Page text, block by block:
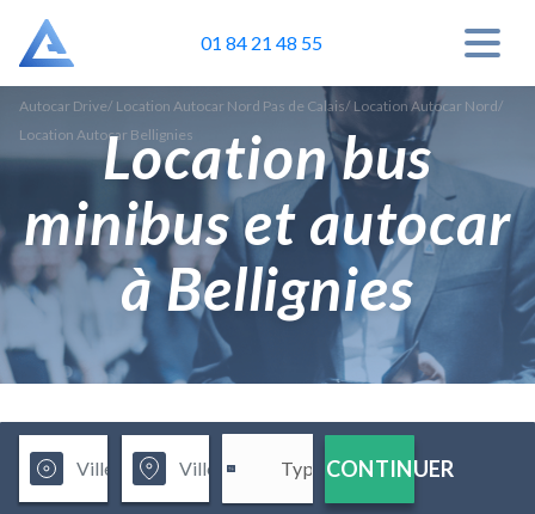
01 84 21 48 55
Autocar Drive/ Location Autocar Nord Pas de Calais/ Location Autocar Nord/
Location Autocar Bellignies
Location bus
minibus et autocar
à Bellignies
CONTINUER